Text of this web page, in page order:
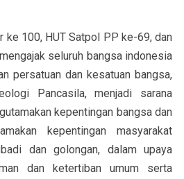
ke 100, HUT Satpol PP ke-69, dan
seluruh bangsa indonesia
persatuan dan kesatuan bangsa,
Pancasila, menjadi sarana
kepentingan bangsa dan
kepentingan masyarakat
dan golongan, dalam upaya
dan ketertiban umum serta